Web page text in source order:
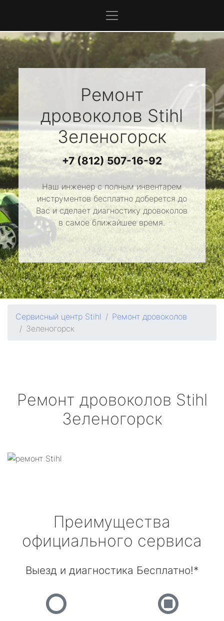
Ремонт
дровоколов Stihl
Зеленогорск
+7 (812) 507-16-92
Наш инженер с полным инвентарем
инструментов бесплатно доберется до
Вас и сделает диагностику дровоколов
в самое ближайшее время.
Сервисный центр Stihl
Ремонт дровоколов
Зеленогорск
Ремонт дровоколов Stihl
Зеленогорск
Преимущества
официального сервиса
Выезд и диагностика Бесплатно!*